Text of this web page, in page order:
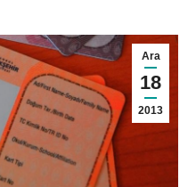
Ara
18
2013